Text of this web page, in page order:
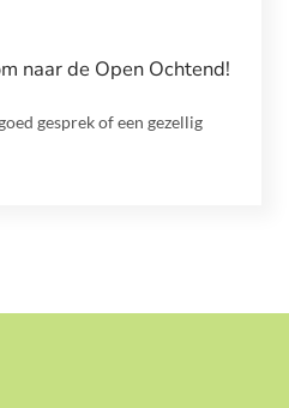
naar de Open Ochtend!
gesprek of een gezellig